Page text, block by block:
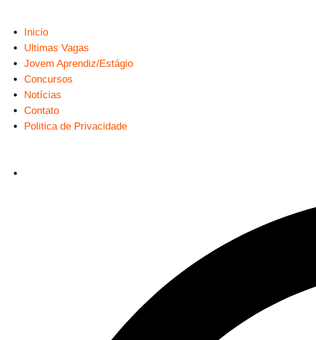
Inicio
Ultimas Vagas
Jovem Aprendiz/Estágio
Concursos
Notícias
Contato
Politica de Privacidade